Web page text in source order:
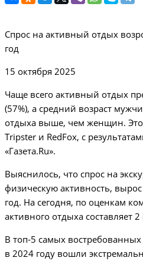
Спрос на активный отдых
год
15 октября 2025
Чаще всего активный отдых
(57%), а средний возраст
отдыха выше, чем женщин. Это
Tripster и RedFox, с
«Газета.Ru».
Выяснилось, что спрос на
физическую активность,
год. На сегодня, по оценкам
активного отдыха составляет
В топ-5 самых востребованных
в 2024 году вошли